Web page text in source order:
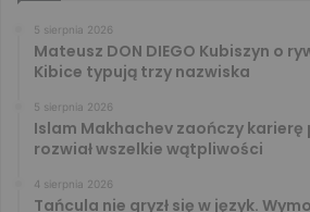
5 sierpnia 2026
Mateusz DON DIEGO Kubiszyn o
Kibice typują trzy nazwiska
5 sierpnia 2026
Islam Makhachev zaończy karierę
rozwiał wszelkie wątpliwości
4 sierpnia 2026
Tańcula nie gryzł się w język.